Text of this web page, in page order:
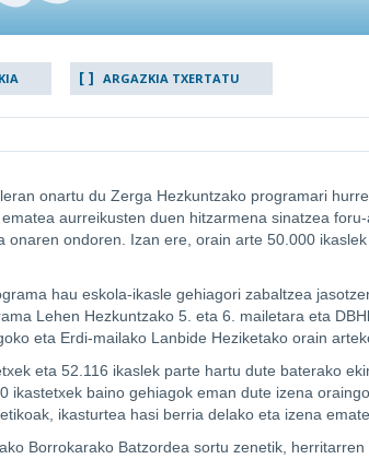
ARGAZKIA TXERTATU
onartu du Zerga Hezkuntzako programari
aurreikusten duen hitzarmena sinatzea
onaren ondoren. Izan ere, orain arte 50.000
hau eskola-ikasle gehiagori zabaltzea
Lehen Hezkuntzako 5. eta 6. mailetara eta
eta Erdi-mailako Lanbide Heziketako orain
eta 52.116 ikaslek parte hartu dute baterako
ikastetxek baino gehiagok eman dute izena
ikasturtea hasi berria delako eta izena
Borrokarako Batzordea sortu zenetik,